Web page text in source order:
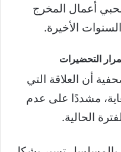
أعمال المخرج
الأخيرة.
التحضيرات
أن العلاقة التي
مشددًا على عدم
الحالية.